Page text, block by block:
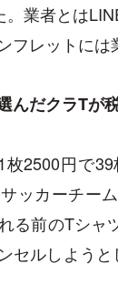
業者とは
フレットには
んだクラTが
2500円で
ッカーチー
る前のTシャ
セルしよう